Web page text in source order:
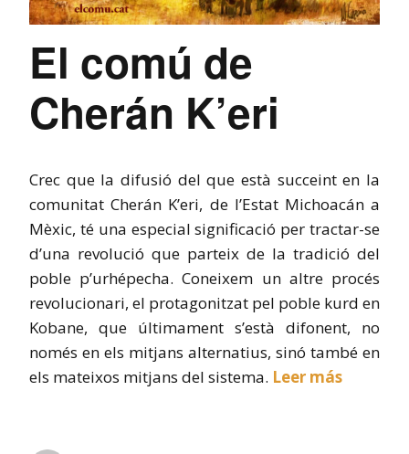
El comú de
Cherán K’eri
Crec que la difusió del que està succeint en la
comunitat Cherán K’eri, de l’Estat Michoacán a
Mèxic, té una especial significació per tractar-se
d’una revolució que parteix de la tradició del
poble p’urhépecha. Coneixem un altre procés
revolucionari, el protagonitzat pel poble kurd en
Kobane, que últimament s’està difonent, no
només en els mitjans alternatius, sinó també en
els mateixos mitjans del sistema. Leer más